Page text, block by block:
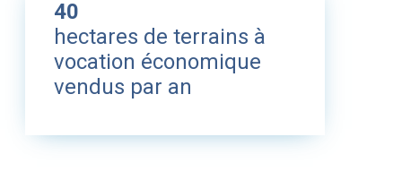
40
hectares de terrains à
vocation économique
vendus par an